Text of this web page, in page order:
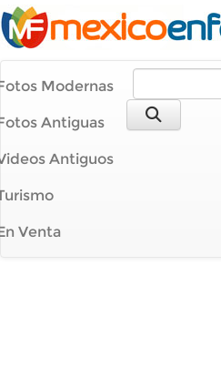
Modernas
Antiguas
Antiguos
Venta